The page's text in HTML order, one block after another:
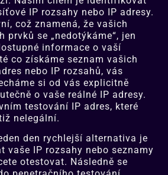
IP rozsahy nebo IP adresy.
což znamená, že vašich
prvků se „nedotýkáme“, jen
informace o vaší
co získáme seznam vašich
nebo IP rozsahů, vás
si od vás explicitně
o vaše reálné IP adresy.
testování IP adres, které
nelegální.
den rychlejší alternativa je
vaše IP rozsahy nebo seznamy
otestovat. Následně se